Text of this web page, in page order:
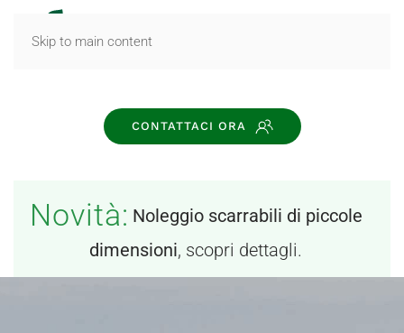
Skip to main content
CONTATTACI ORA
Novità: Noleggio scarrabili di piccole
dimensioni, scopri dettagli.